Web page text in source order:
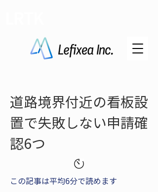
道路境界付近の看板設
置で失敗しない申請確
認6つ
この記事は平均6分で読めます